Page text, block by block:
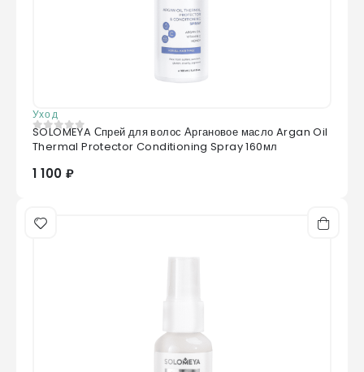
Уход
0 из 5
SOLOMEYA Спрей для волос Аргановое масло Argan Oil
Thermal Protector Conditioning Spray 160мл
1 100 ₽